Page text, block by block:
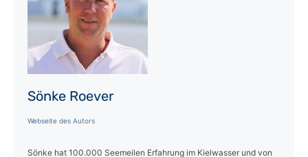
Sönke Roever
Webseite des Autors
Sönke hat 100.000 Seemeilen Erfahrung im Kielwasser und von